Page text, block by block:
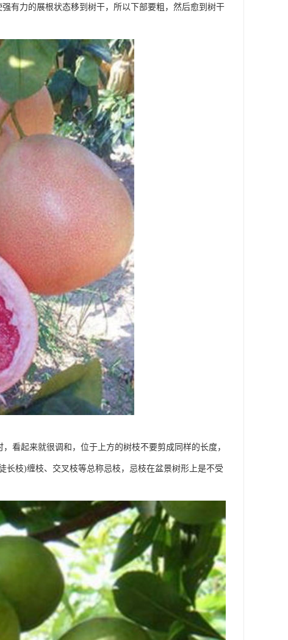
有力的展根状态移到树干，所以下部要粗，然后愈到树干
看起来就很调和，位于上方的树枝不要剪成同样的长度，
长枝)缠枝、交叉枝等总称忌枝，忌枝在盆景树形上是不受